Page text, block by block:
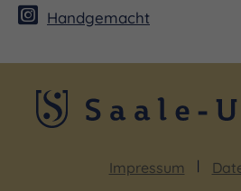
Handgemacht
Impressum